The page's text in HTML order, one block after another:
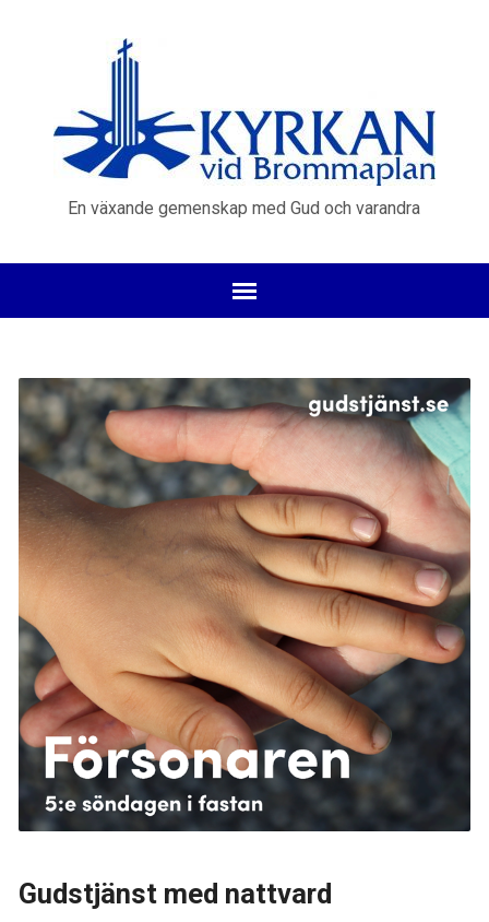
En växande gemenskap med Gud och varandra
Gudstjänst med nattvard